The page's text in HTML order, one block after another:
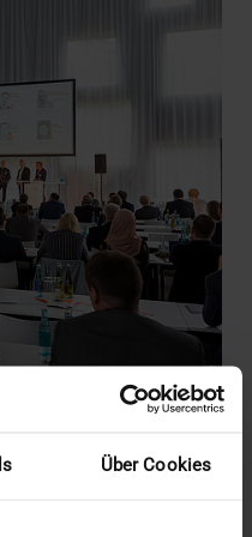
Über Cookies